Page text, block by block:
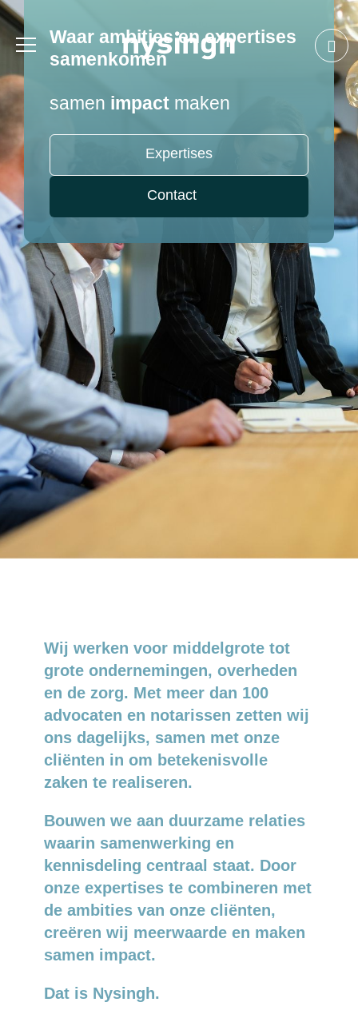
Waar ambities en expertises
samenkomen
samen impact maken
Expertises
Contact
Wij werken voor middelgrote tot
grote ondernemingen, overheden
en de zorg. Met meer dan 100
advocaten en notarissen zetten wij
ons dagelijks, samen met onze
cliënten in om betekenisvolle
zaken te realiseren.
Bouwen we aan duurzame relaties
waarin samenwerking en
kennisdeling centraal staat. Door
onze expertises te combineren met
de ambities van onze cliënten,
creëren wij meerwaarde en maken
samen impact.
Dat is Nysingh.